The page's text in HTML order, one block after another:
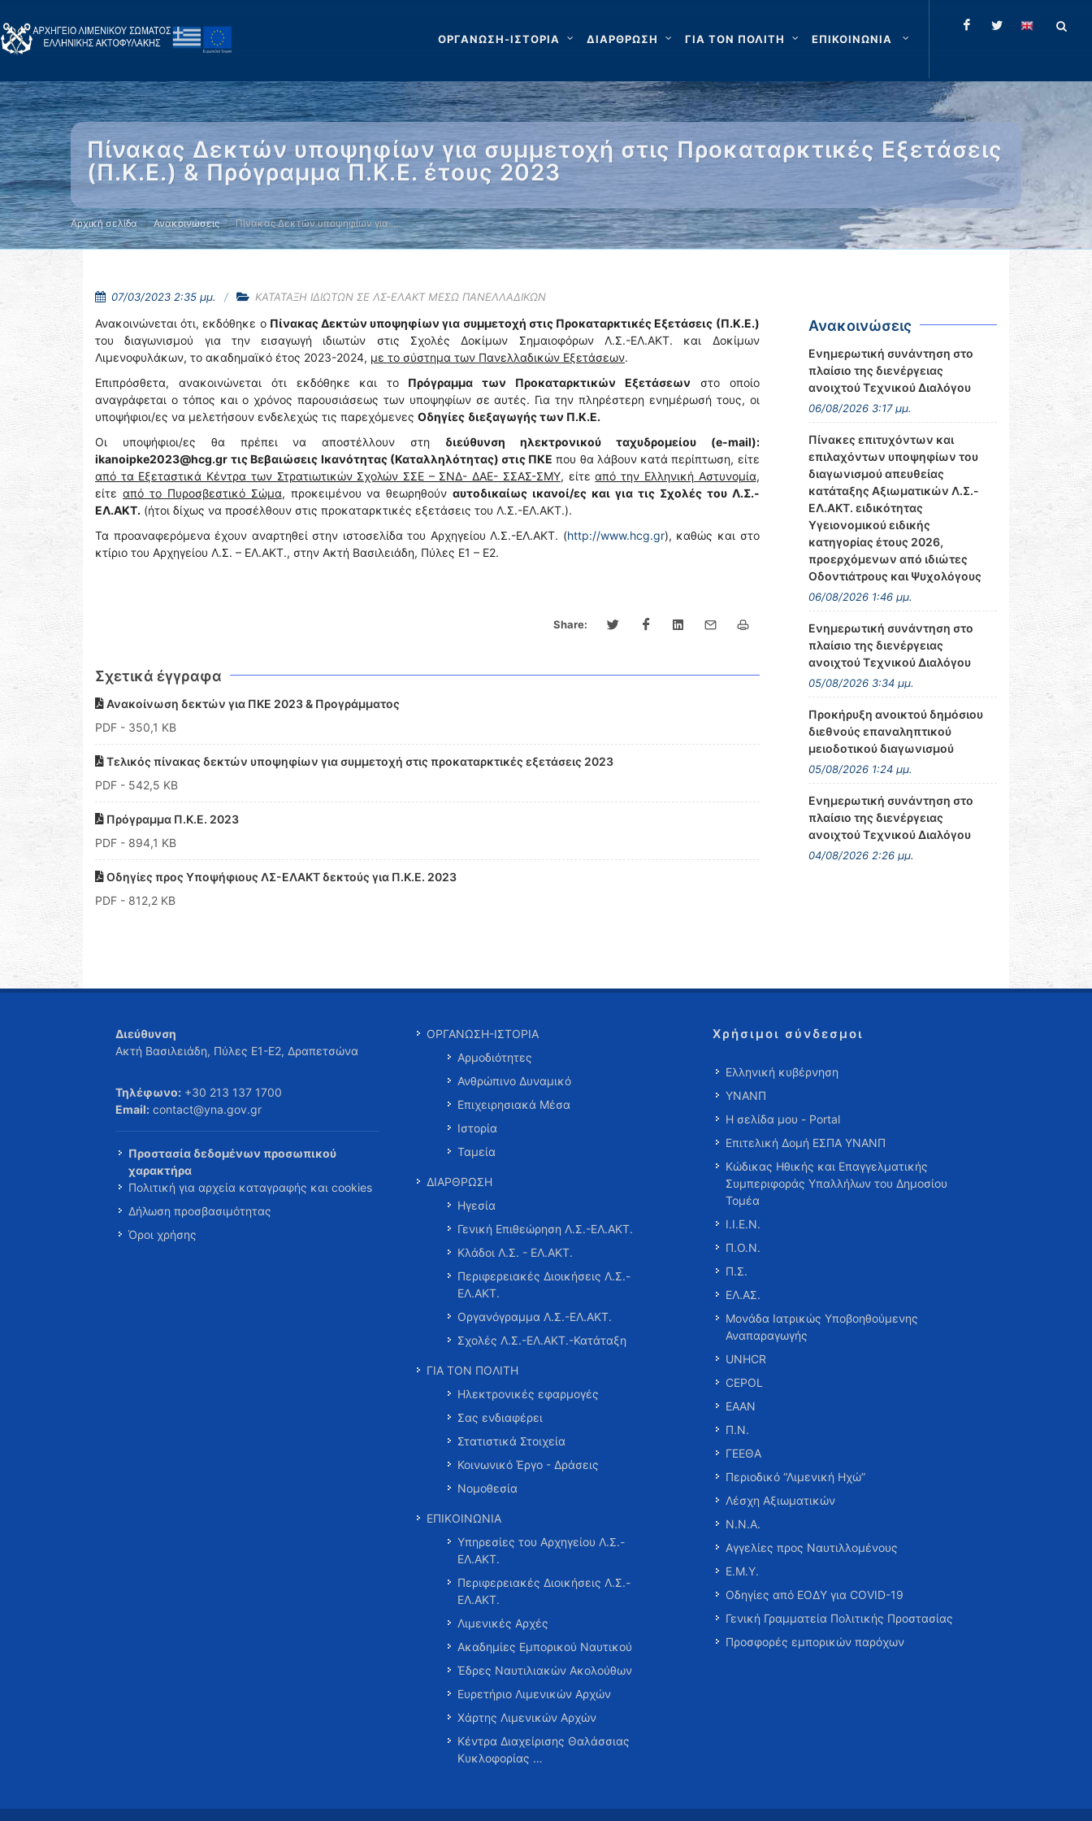
ΟΡΓΑΝΩΣΗ-ΙΣΤΟΡΙΑ ΔΙΑΡΘΡΩΣΗ ΓΙΑ ΤΟΝ ΠΟΛΙΤΗ ΕΠΙΚΟΙΝΩΝΙΑ
Πίνακας Δεκτών υποψηφίων για συμμετοχή στις Προκαταρκτικές Εξετάσεις
(Π.Κ.Ε.) & Πρόγραμμα Π.Κ.Ε. έτους 2023
Αρχική σελίδα Ανακοινώσεις Πίνακας Δεκτών υποψηφίων για …
07/03/2023 2:35 μμ. ΚΑΤΑΤΑΞΗ ΙΔΙΩΤΩΝ ΣΕ ΛΣ-ΕΛΑΚΤ ΜΕΣΩ ΠΑΝΕΛΛΑΔΙΚΩΝ
Ανακοινώνεται ότι, εκδόθηκε ο Πίνακας Δεκτών υποψηφίων για συμμετοχή στις Προκαταρκτικές Εξετάσεις (Π.Κ.Ε.)
του διαγωνισμού για την εισαγωγή ιδιωτών στις Σχολές Δοκίμων Σημαιοφόρων Λ.Σ.-ΕΛ.ΑΚΤ. και Δοκίμων
Λιμενοφυλάκων, το ακαδημαϊκό έτος 2023-2024, με το σύστημα των Πανελλαδικών Εξετάσεων.
Επιπρόσθετα, ανακοινώνεται ότι εκδόθηκε και το Πρόγραμμα των Προκαταρκτικών Εξετάσεων στο οποίο
αναγράφεται ο τόπος και ο χρόνος παρουσιάσεως των υποψηφίων σε αυτές. Για την πληρέστερη ενημέρωσή τους, οι
υποψήφιοι/ες να μελετήσουν ενδελεχώς τις παρεχόμενες Οδηγίες διεξαγωγής των Π.Κ.Ε.
Οι υποψήφιοι/ες θα πρέπει να αποστέλλουν στη διεύθυνση ηλεκτρονικού ταχυδρομείου (e-mail):
ikanoipke2023@hcg.gr τις Βεβαιώσεις Ικανότητας (Καταλληλότητας) στις ΠΚΕ που θα λάβουν κατά περίπτωση, είτε
από τα Εξεταστικά Κέντρα των Στρατιωτικών Σχολών ΣΣΕ – ΣΝΔ- ΔΑΕ- ΣΣΑΣ-ΣΜΥ, είτεαπό την Ελληνική Αστυνομία,
είτε από το Πυροσβεστικό Σώμα, προκειμένου να θεωρηθούναυτοδικαίως ικανοί/ες και για τις Σχολές του Λ.Σ.-
ΕΛ.ΑΚΤ. (ήτοι δίχως να προσέλθουν στις προκαταρκτικές εξετάσεις του Λ.Σ.-ΕΛ.ΑΚΤ.).
Τα προαναφερόμενα έχουν αναρτηθεί στην ιστοσελίδα του Αρχηγείου Λ.Σ.-ΕΛ.ΑΚΤ. (http://www.hcg.gr), καθώς και στο
κτίριο του Αρχηγείου Λ.Σ. – ΕΛ.ΑΚΤ., στην Ακτή Βασιλειάδη, Πύλες Ε1 – Ε2.
Share:
Σχετικά έγγραφα
Ανακοίνωση δεκτών για ΠΚΕ 2023 & Προγράμματος
PDF - 350,1 KB
Τελικός πίνακας δεκτών υποψηφίων για συμμετοχή στις προκαταρκτικές εξετάσεις 2023
PDF - 542,5 KB
Πρόγραμμα Π.Κ.Ε. 2023
PDF - 894,1 KB
Οδηγίες προς Υποψήφιους ΛΣ-ΕΛΑΚΤ δεκτούς για Π.Κ.Ε. 2023
PDF - 812,2 KB
Ανακοινώσεις
Ενημερωτική συνάντηση στο
πλαίσιο της διενέργειας
ανοιχτού Τεχνικού Διαλόγου
06/08/2026 3:17 μμ.
Πίνακες επιτυχόντων και
επιλαχόντων υποψηφίων του
διαγωνισμού απευθείας
κατάταξης Αξιωματικών Λ.Σ.-
ΕΛ.ΑΚΤ. ειδικότητας
Υγειονομικού ειδικής
κατηγορίας έτους 2026,
προερχόμενων από ιδιώτες
Οδοντιάτρους και Ψυχολόγους
06/08/2026 1:46 μμ.
Ενημερωτική συνάντηση στο
πλαίσιο της διενέργειας
ανοιχτού Τεχνικού Διαλόγου
05/08/2026 3:34 μμ.
Προκήρυξη ανοικτού δημόσιου
διεθνούς επαναληπτικού
μειοδοτικού διαγωνισμού
05/08/2026 1:24 μμ.
Ενημερωτική συνάντηση στο
πλαίσιο της διενέργειας
ανοιχτού Τεχνικού Διαλόγου
04/08/2026 2:26 μμ.
Διεύθυνση
Ακτή Βασιλειάδη, Πύλες Ε1-Ε2, Δραπετσώνα
Τηλέφωνο: +30 213 137 1700
Email: contact@yna.gov.gr
Προστασία δεδομένων προσωπικού
χαρακτήρα
Πολιτική για αρχεία καταγραφής και cookies
Δήλωση προσβασιμότητας
Όροι χρήσης
ΟΡΓΑΝΩΣΗ-ΙΣΤΟΡΙΑ
Αρμοδιότητες
Ανθρώπινο Δυναμικό
Επιχειρησιακά Μέσα
Ιστορία
Ταμεία
ΔΙΑΡΘΡΩΣΗ
Ηγεσία
Γενική Επιθεώρηση Λ.Σ.-ΕΛ.ΑΚΤ.
Κλάδοι Λ.Σ. - ΕΛ.ΑΚΤ.
Περιφερειακές Διοικήσεις Λ.Σ.-
ΕΛ.ΑΚΤ.
Οργανόγραμμα Λ.Σ.-ΕΛ.ΑΚΤ.
Σχολές Λ.Σ.-ΕΛ.ΑΚΤ.-Κατάταξη
ΓΙΑ ΤΟΝ ΠΟΛΙΤΗ
Ηλεκτρονικές εφαρμογές
Σας ενδιαφέρει
Στατιστικά Στοιχεία
Κοινωνικό Έργο - Δράσεις
Νομοθεσία
ΕΠΙΚΟΙΝΩΝΙΑ
Υπηρεσίες του Αρχηγείου Λ.Σ.-
ΕΛ.ΑΚΤ.
Περιφερειακές Διοικήσεις Λ.Σ.-
ΕΛ.ΑΚΤ.
Λιμενικές Αρχές
Ακαδημίες Εμπορικού Ναυτικού
Έδρες Ναυτιλιακών Ακολούθων
Ευρετήριο Λιμενικών Αρχών
Χάρτης Λιμενικών Αρχών
Κέντρα Διαχείρισης Θαλάσσιας
Κυκλοφορίας …
Χρήσιμοι σύνδεσμοι
Ελληνική κυβέρνηση
ΥΝΑΝΠ
Η σελίδα μου - Portal
Επιτελική Δομή ΕΣΠΑ ΥΝΑΝΠ
Κώδικας Ηθικής και Επαγγελματικής
Συμπεριφοράς Υπαλλήλων του Δημοσίου
Τομέα
Ι.Ι.Ε.Ν.
Π.Ο.Ν.
Π.Σ.
ΕΛ.ΑΣ.
Μονάδα Ιατρικώς Υποβοηθούμενης
Αναπαραγωγής
UNHCR
CEPOL
ΕΑΑΝ
Π.Ν.
ΓΕΕΘΑ
Περιοδικό “Λιμενική Ηχώ”
Λέσχη Αξιωματικών
Ν.Ν.Α.
Αγγελίες προς Ναυτιλλομένους
Ε.Μ.Υ.
Οδηγίες από ΕΟΔΥ για COVID-19
Γενική Γραμματεία Πολιτικής Προστασίας
Προσφορές εμπορικών παρόχων